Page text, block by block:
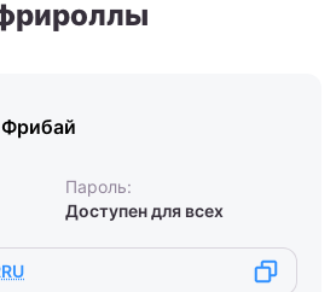
Пароль:
Доступен для всех